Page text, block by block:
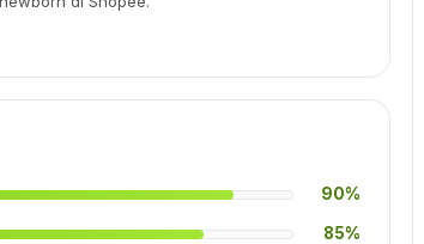
90%
85%